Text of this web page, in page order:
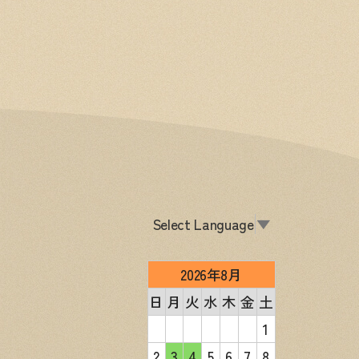
Select Language▼
2026年8月
日 月 火 水 木 金 土
1